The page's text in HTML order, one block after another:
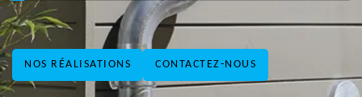
NOS RÉALISATIONS CONTACTEZ-NOUS